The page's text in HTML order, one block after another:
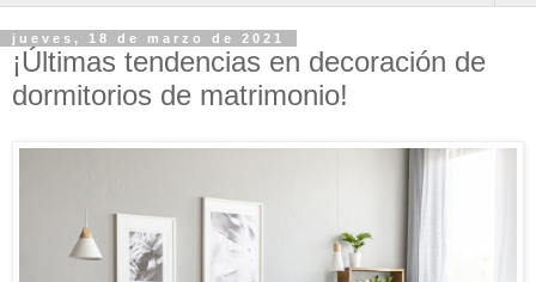
jueves, 18 de marzo de 2021
¡Últimas tendencias en decoración de
dormitorios de matrimonio!